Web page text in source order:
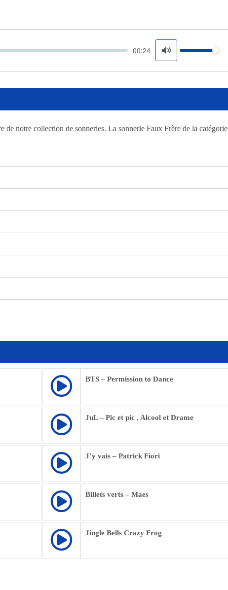
00:24
Mute
Volume
de notre collection de sonneries. La sonnerie Faux Frère de la catégorie
BTS – Permission to Dance
JuL – Pic et pic , Alcool et Drame
J’y vais – Patrick Fiori
Billets verts – Maes
Jingle Bells Crazy Frog